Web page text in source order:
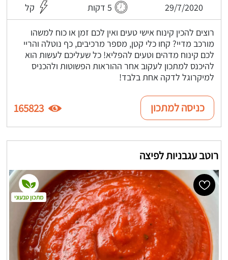
29/7/2020 5 דקות קל
רוצים להכין קינוח אישי טעים ואין לכם זמן או כוח למשהו
מורכב מדיי? קחו כלי קטן, מספר מרכיבים, כף נוטלה והריי
לכם קינוח מדהים וטעים להפליא! כל שעליכם לעשות הוא
להיכנס למתכון לעקוב אחר ההוראות הפשוטות ולהכניס
למיקרוגל לדקה אחת בלבד!
כניסה למתכון 165823
רוטב עגבניות לפיצה
מתכון טבעוני